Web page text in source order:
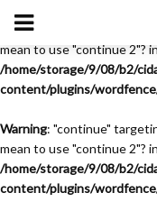
Warning
: "continue"
mean to use "continue 2"? in
/home/storage/9/08/b2/
content/plugins/
Warning: "continue"
mean to use "continue 2"? in
/home/storage/9/08/b2/
content/plugins/